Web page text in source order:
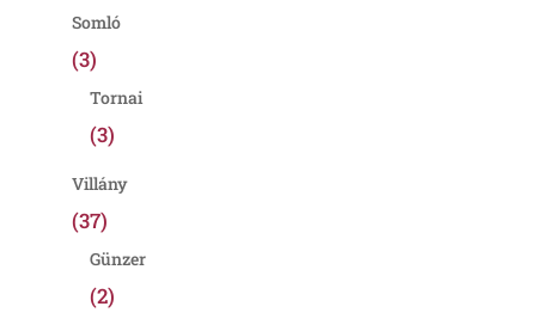
Somló
(3)
Tornai
(3)
Villány
(37)
Günzer
(2)